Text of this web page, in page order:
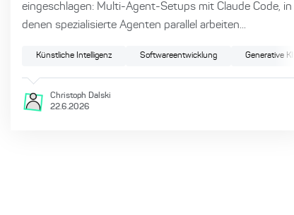
eingeschlagen: Multi-Agent-Setups mit Claude Code, in
denen spezialisierte Agenten parallel arbeiten...
Künstliche Intelligenz Softwareentwicklung Generative KI
Christoph Dalski
22.6.2026